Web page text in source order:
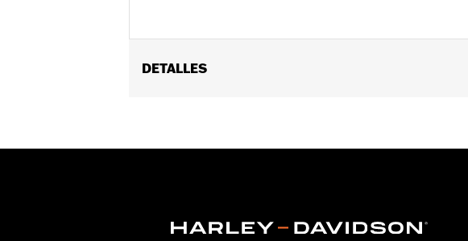
DETALLES
vinRequerido:false